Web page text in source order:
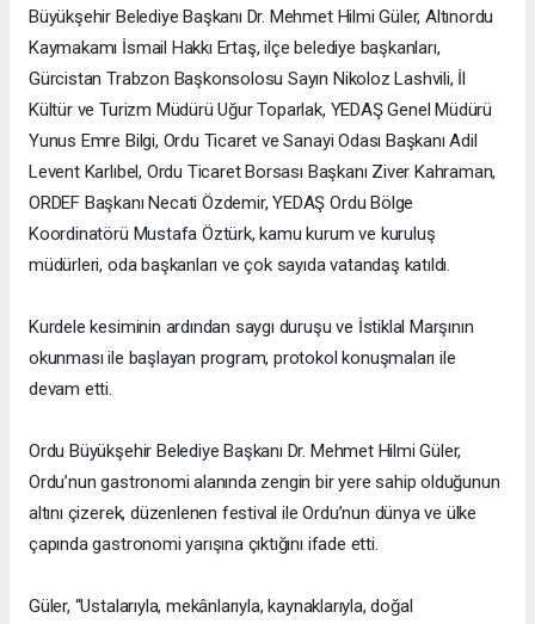
Büyükşehir Belediye Başkanı Dr. Mehmet Hilmi Güler, Altınordu
Kaymakamı İsmail Hakkı Ertaş, ilçe belediye başkanları,
Gürcistan Trabzon Başkonsolosu Sayın Nikoloz Lashvili, İl
Kültür ve Turizm Müdürü Uğur Toparlak, YEDAŞ Genel Müdürü
Yunus Emre Bilgi, Ordu Ticaret ve Sanayi Odası Başkanı Adil
Levent Karlıbel, Ordu Ticaret Borsası Başkanı Ziver Kahraman,
ORDEF Başkanı Necati Özdemir, YEDAŞ Ordu Bölge
Koordinatörü Mustafa Öztürk, kamu kurum ve kuruluş
müdürleri, oda başkanları ve çok sayıda vatandaş katıldı.
Kurdele kesiminin ardından saygı duruşu ve İstiklal Marşının
okunması ile başlayan program, protokol konuşmaları ile
devam etti.
Ordu Büyükşehir Belediye Başkanı Dr. Mehmet Hilmi Güler,
Ordu’nun gastronomi alanında zengin bir yere sahip olduğunun
altını çizerek, düzenlenen festival ile Ordu’nun dünya ve ülke
çapında gastronomi yarışına çıktığını ifade etti.
Güler, “Ustalarıyla, mekânlarıyla, kaynaklarıyla, doğal